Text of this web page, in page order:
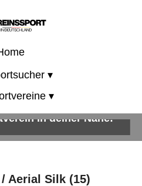
▾
▾
in deiner Nähe!
Aerial Silk (15)